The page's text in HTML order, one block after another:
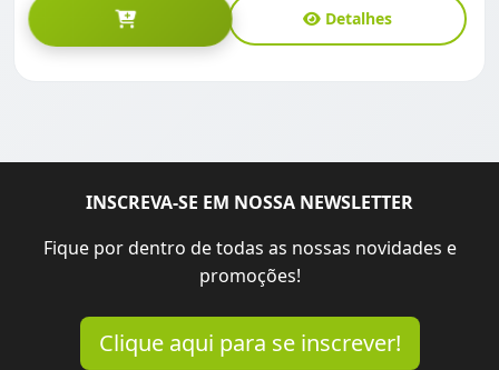
Detalhes
INSCREVA-SE EM NOSSA NEWSLETTER
Fique por dentro de todas as nossas novidades e
promoções!
Clique aqui para se inscrever!